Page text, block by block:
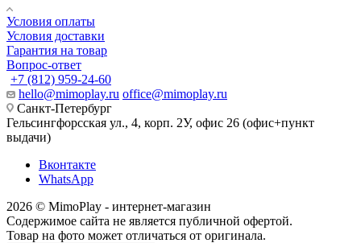
Условия оплаты
Условия доставки
Гарантия на товар
Вопрос-ответ
+7 (812) 959-24-60
hello@mimoplay.ru office@mimoplay.ru
Санкт-Петербург
Гельсингфорсская ул., 4, корп. 2У, офис 26 (офис+пункт
выдачи)
Вконтакте
WhatsApp
2026 © MimoPlay - интернет-магазин
Содержимое сайта не является публичной офертой.
Товар на фото может отличаться от оригинала.